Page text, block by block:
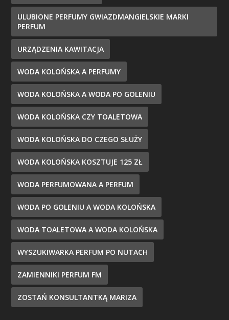
ULUBIONE PERFUMY GWIAZDMANGIELSKIE MARKI
PERFUM
URZĄDZENIA KAWITACJA
WODA KOLOŃSKA A PERFUMY
WODA KOLOŃSKA A WODA PO GOLENIU
WODA KOLOŃSKA CZY TOALETOWA
WODA KOLOŃSKA DO CZEGO SŁUŻY
WODA KOLOŃSKA KOSZTUJE 125 ZŁ
WODA PERFUMOWANA A PERFUM
WODA PO GOLENIU A WODA KOLOŃSKA
WODA TOALETOWA A WODA KOLOŃSKA
WYSZUKIWARKA PERFUM PO NUTACH
ZAMIENNIKI PERFUM FM
ZOSTAŃ KONSULTANTKĄ MARIZA